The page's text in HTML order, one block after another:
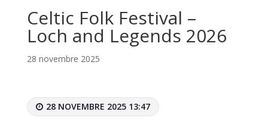
Celtic Folk Festival –
Loch and Legends 2026
28 novembre 2025
28 NOVEMBRE 2025 13:47